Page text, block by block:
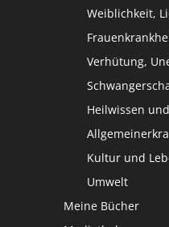
Weiblichkeit,
Verhütung,
Heilwissen
Kultur und
Umwelt
Meine Bücher